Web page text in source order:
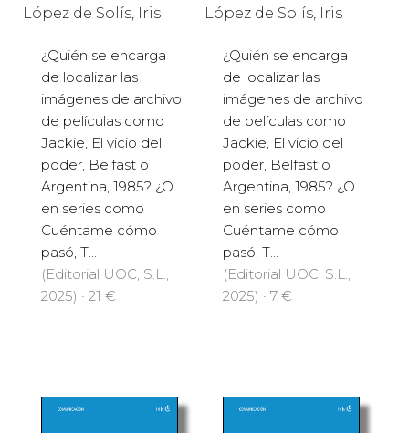
López de Solís, Iris
¿Quién se encarga
de localizar las
imágenes de archivo
de películas como
Jackie, El vicio del
poder, Belfast o
Argentina, 1985? ¿O
en series como
Cuéntame cómo
pasó, T...
(Editorial UOC, S.L.,
2025) · 21 €
López de Solís, Iris
¿Quién se encarga
de localizar las
imágenes de archivo
de películas como
Jackie, El vicio del
poder, Belfast o
Argentina, 1985? ¿O
en series como
Cuéntame cómo
pasó, T...
(Editorial UOC, S.L.,
2025) · 7 €